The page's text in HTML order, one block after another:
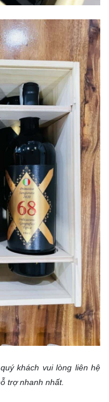
khách vui lòng liên hệ
trợ nhanh nhất.